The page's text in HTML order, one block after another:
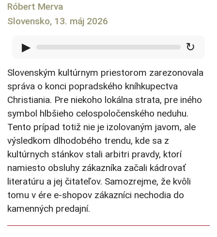
Róbert Merva
Slovensko, 13. máj 2026
▶ ↻
Slovenským kultúrnym priestorom zarezonovala
správa o konci popradského kníhkupectva
Christiania. Pre niekoho lokálna strata, pre iného
symbol hlbšieho celospoločenského neduhu.
Tento prípad totiž nie je izolovaným javom, ale
výsledkom dlhodobého trendu, kde sa z
kultúrnych stánkov stali arbitri pravdy, ktorí
namiesto obsluhy zákazníka začali kádrovať
literatúru a jej čitateľov. Samozrejme, že kvôli
tomu v ére e-shopov zákazníci nechodia do
kamenných predajní.